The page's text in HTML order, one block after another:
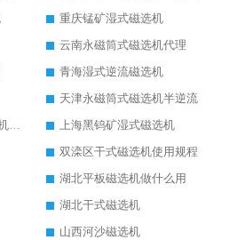
重庆锰矿湿式磁选机
云南永磁筒式磁选机代理
青海湿式逆流磁选机
天津永磁筒式磁选机半逆流
北京XCTN永磁筒式磁选机磁块位置
上海黑钨矿湿式磁选机
双滦区干式磁选机使用规程
湖北平板磁选机做什么用
湖北干式磁选机
山西河沙磁选机